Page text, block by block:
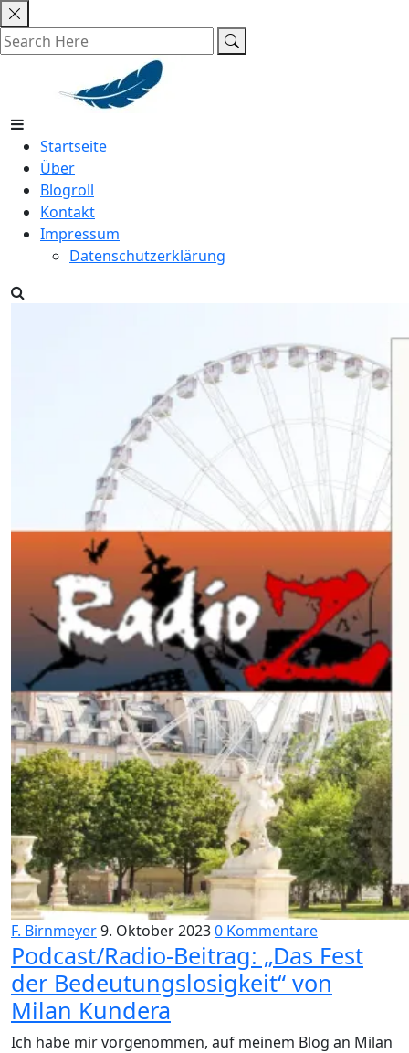
Skip
to
content
Startseite
Über
Blogroll
Kontakt
Impressum
Datenschutzerklärung
F. Birnmeyer9. Oktober 20230 Kommentare
Podcast/Radio-Beitrag: „Das Fest
der Bedeutungslosigkeit“ von
Milan Kundera
Ich habe mir vorgenommen, auf meinem Blog an Milan